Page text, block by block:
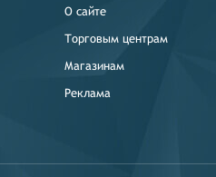
О сайте
Торговым центрам
Магазинам
Реклама